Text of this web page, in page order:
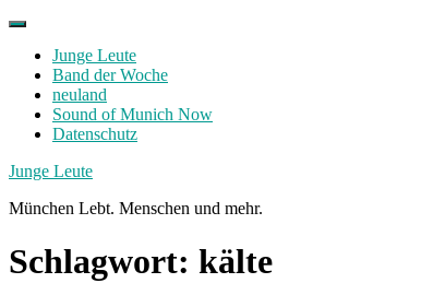
Skip
contentJunge Leute
Band der Woche
neuland
Sound of Munich Now
Datenschutz
Facebook
Twitter
Instagram
Junge Leute
München Lebt. Menschen und mehr.
Schlagwort: kälte